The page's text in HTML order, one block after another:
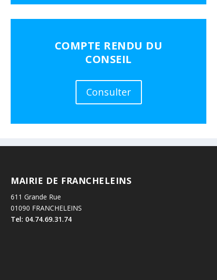
COMPTE RENDU DU
CONSEIL
Consulter
MAIRIE DE FRANCHELEINS
611 Grande Rue
01090 FRANCHELEINS
Tel: 04.74.69.31.74